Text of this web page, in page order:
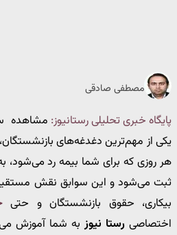
مصطفی صادقی
پایگاه خبری تحلیلی رستانیوز: مشاهده
یکی از مهم‌ترین دغدغه‌های
هر روزی که برای شما بیمه رد می‌شود،
ثبت می‌شود و این سوابق نقش مستقیم
بیکاری، حقوق بازنشستگان و حتی
اختصاصی رستا نیوزبه شما آموزش